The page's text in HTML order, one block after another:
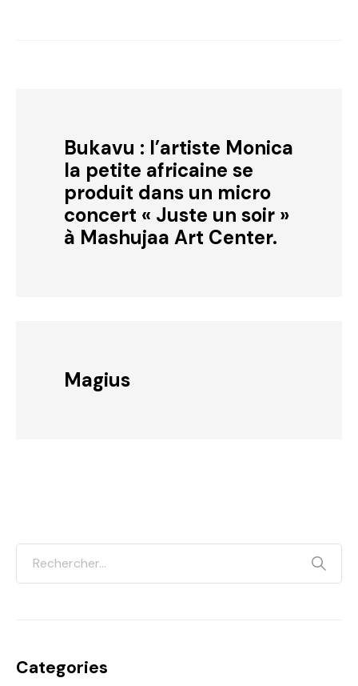
Bukavu : l’artiste Monica
la petite africaine se
produit dans un micro
concert « Juste un soir »
à Mashujaa Art Center.
Magius
Categories